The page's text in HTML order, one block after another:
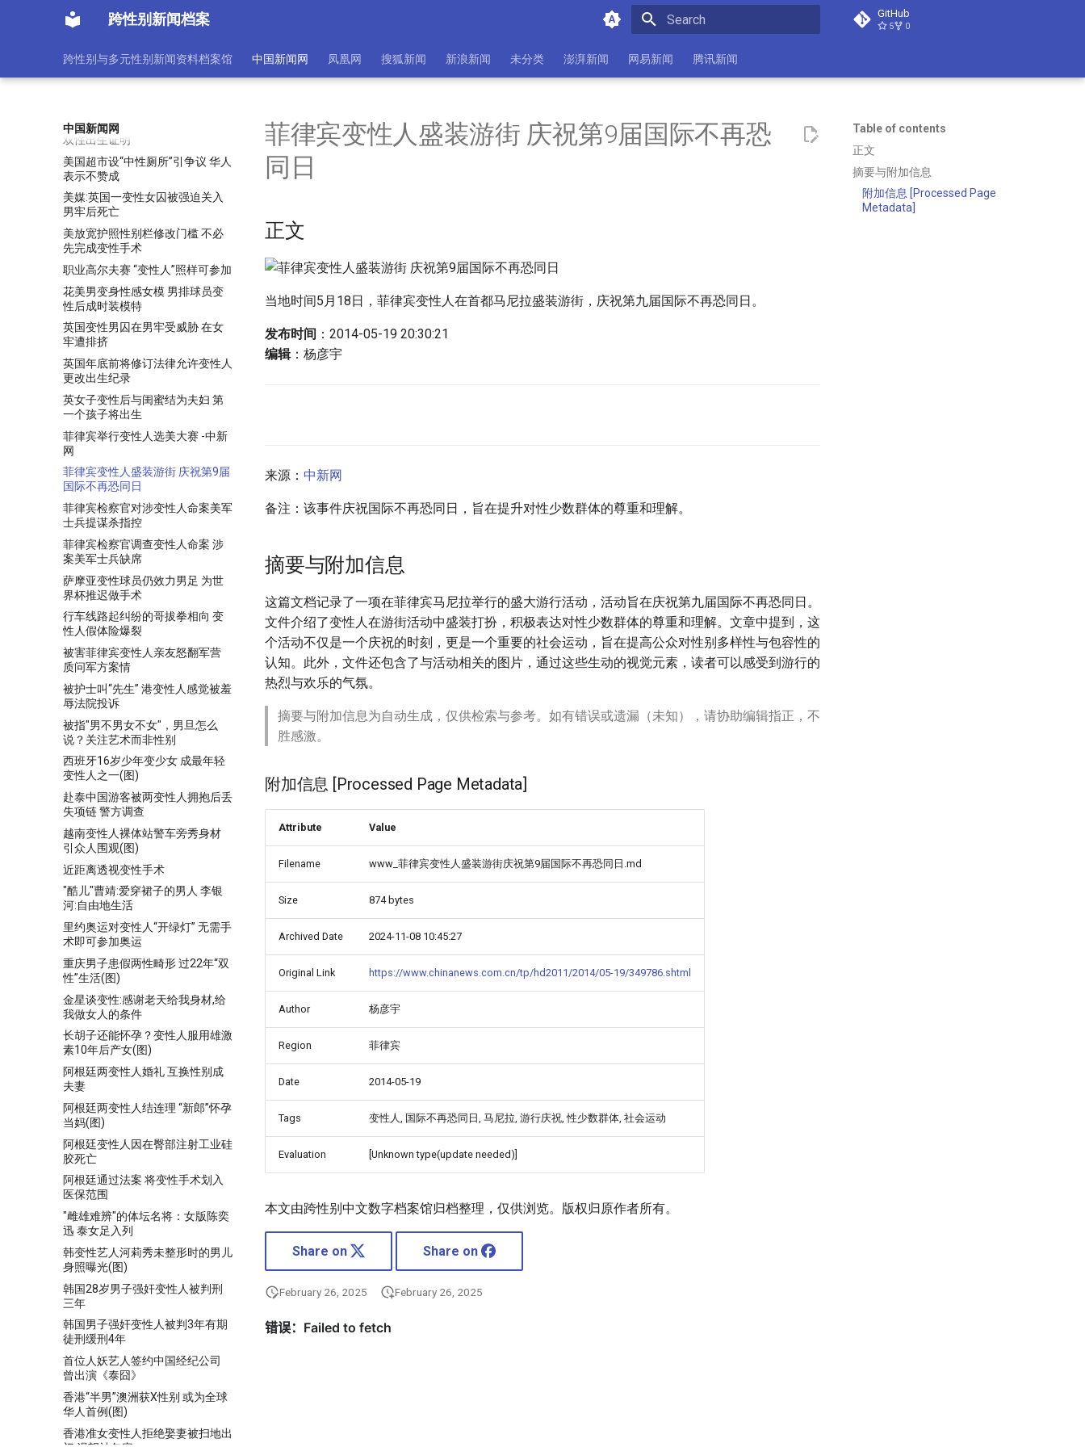
跨性别新闻档案 GitHub
5 0
跨性别与多元性别新闻资料档案馆 中国新闻网 凤凰网 搜狐新闻 新浪新闻 未分类 澎湃新闻 网易新闻 腾讯新闻
中国新闻网
美国格斗女皇承认实为变性人 曾
为美海军二等兵
美国空军放松针对变性人服兵役限
制规定
美国纽约一名双性人获发全美首张
双性出生证明
美国超市设“中性厕所”引争议 华人
表示不赞成
美媒:英国一变性女囚被强迫关入
男牢后死亡
美放宽护照性别栏修改门槛 不必
先完成变性手术
职业高尔夫赛 “变性人”照样可参加
花美男变身性感女模 男排球员变
性后成时装模特
英国变性男囚在男牢受威胁 在女
牢遭排挤
英国年底前将修订法律允许变性人
更改出生纪录
英女子变性后与闺蜜结为夫妇 第
一个孩子将出生
菲律宾举行变性人选美大赛 -中新
网
菲律宾变性人盛装游街 庆祝第9届
国际不再恐同日
菲律宾检察官对涉变性人命案美军
士兵提谋杀指控
菲律宾检察官调查变性人命案 涉
案美军士兵缺席
萨摩亚变性球员仍效力男足 为世
界杯推迟做手术
行车线路起纠纷的哥拔拳相向 变
性人假体险爆裂
被害菲律宾变性人亲友怒翻军营
质问军方案情
被护士叫“先生” 港变性人感觉被羞
辱法院投诉
被指"男不男女不女"，男旦怎么
说？关注艺术而非性别
西班牙16岁少年变少女 成最年轻
变性人之一(图)
赴泰中国游客被两变性人拥抱后丢
失项链 警方调查
越南变性人裸体站警车旁秀身材
引众人围观(图)
近距离透视变性手术
"酷儿"曹靖:爱穿裙子的男人 李银
河:自由地生活
里约奥运对变性人“开绿灯” 无需手
术即可参加奥运
重庆男子患假两性畸形 过22年“双
性”生活(图)
金星谈变性:感谢老天给我身材,给
我做女人的条件
长胡子还能怀孕？变性人服用雄激
素10年后产女(图)
阿根廷两变性人婚礼 互换性别成
夫妻
阿根廷两变性人结连理 “新郎”怀孕
当妈(图)
阿根廷变性人因在臀部注射工业硅
胶死亡
阿根廷通过法案 将变性手术划入
医保范围
"雌雄难辨"的体坛名将：女版陈奕
迅 泰女足入列
韩变性艺人河莉秀未整形时的男儿
身照曝光(图)
韩国28岁男子强奸变性人被判刑
三年
韩国男子强奸变性人被判3年有期
徒刑缓刑4年
首位人妖艺人签约中国经纪公司
曾出演《泰囧》
香港“半男”澳洲获X性别 或为全球
华人首例(图)
香港准女变性人拒绝娶妻被扫地出
Table of contents
正文
摘要与附加信息
附加信息 [Processed Page
Metadata]
菲律宾变性人盛装游街 庆祝第9届国际不再恐
同日
正文
当地时间5月18日，菲律宾变性人在首都马尼拉盛装游街，庆祝第九届国际不再恐同日。
发布时间 ：2014-05-19 20:30:21
编辑：杨彦宇
来源： 中新网
备注：该事件庆祝国际不再恐同日，旨在提升对性少数群体的尊重和理解。
摘要与附加信息
这篇文档记录了一项在菲律宾马尼拉举行的盛大游行活动，活动旨在庆祝第九届国际不再恐同日。
文件介绍了变性人在游街活动中盛装打扮，积极表达对性少数群体的尊重和理解。文章中提到，这
个活动不仅是一个庆祝的时刻，更是一个重要的社会运动，旨在提高公众对性别多样性与包容性的
认知。此外，文件还包含了与活动相关的图片，通过这些生动的视觉元素，读者可以感受到游行的
热烈与欢乐的气氛。
摘要与附加信息为自动生成，仅供检索与参考。如有错误或遗漏（未知），请协助编辑指正，不
胜感激。
附加信息 [Processed Page Metadata]
Attribute Value
Filename www_菲律宾变性人盛装游街庆祝第9届国际不再恐同日.md
Size 874 bytes
Archived Date 2024-11-08 10:45:27
Original Link https://www.chinanews.com.cn/tp/hd2011/2014/05-19/349786.shtml
Author 杨彦宇
Region 菲律宾
Date 2014-05-19
Tags 变性人, 国际不再恐同日, 马尼拉, 游行庆祝, 性少数群体, 社会运动
Evaluation [Unknown type(update needed)]
本文由跨性别中文数字档案馆归档整理，仅供浏览。版权归原作者所有。
Share on Share on
February 26, 2025 February 26, 2025